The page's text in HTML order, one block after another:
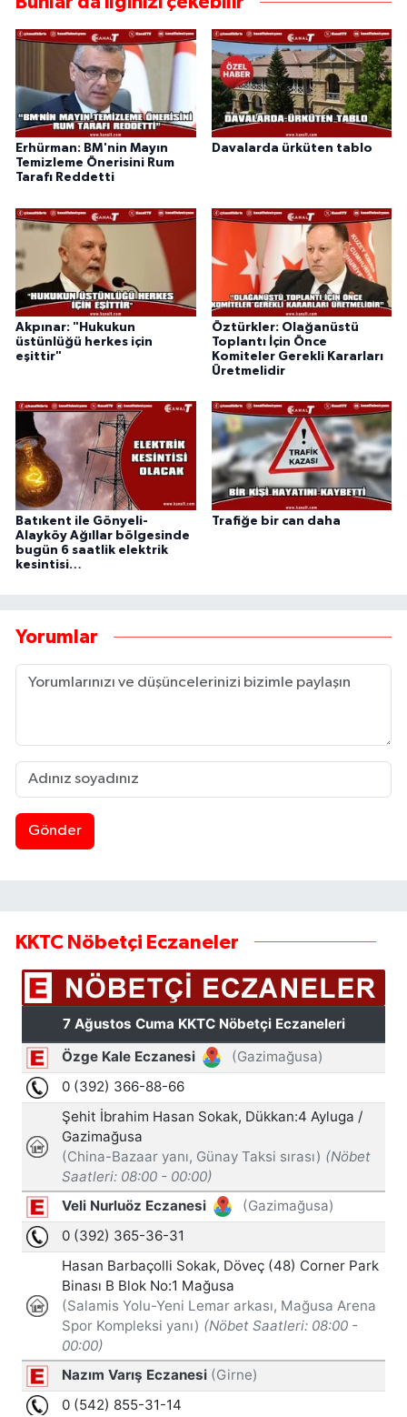
Erhürman: BM'nin Mayın
Temizleme Önerisini Rum
Tarafı Reddetti
Davalarda ürküten tablo
Akpınar: "Hukukun
üstünlüğü herkes için
eşittir"
Öztürkler: Olağanüstü
Toplantı İçin Önce
Komiteler Gerekli Kararları
Üretmelidir
Batıkent ile Gönyeli-
Alayköy Ağıllar bölgesinde
bugün 6 saatlik elektrik
kesintisi…
Trafiğe bir can daha
Yorumlar
Gönder
KKTC Nöbetçi Eczaneler